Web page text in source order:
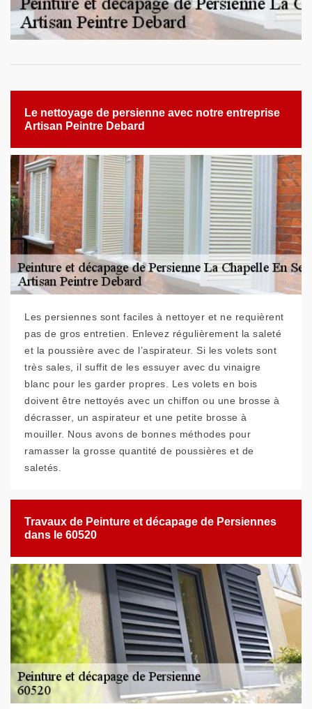
Le nettoyage de persienne avec notre entreprise
Artisan Peintre Debard
Les persiennes sont faciles à nettoyer et ne requièrent
pas de gros entretien. Enlevez régulièrement la saleté
et la poussière avec de l’aspirateur. Si les volets sont
très sales, il suffit de les essuyer avec du vinaigre
blanc pour les garder propres. Les volets en bois
doivent être nettoyés avec un chiffon ou une brosse à
décrasser, un aspirateur et une petite brosse à
mouiller. Nous avons de bonnes méthodes pour
ramasser la grosse quantité de poussières et de
saletés.
Travaux de Peinture et décapage de Persiennes
dans le 60520